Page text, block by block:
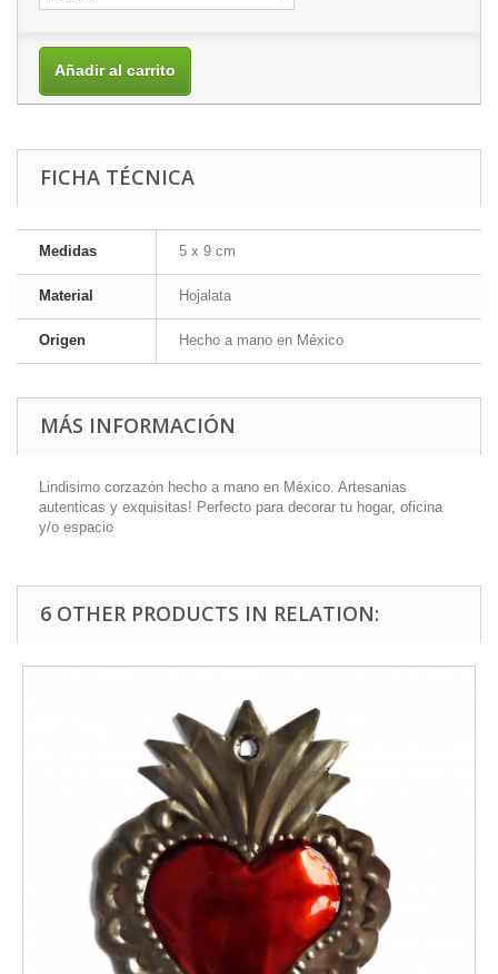
Añadir al carrito
FICHA TÉCNICA
Medidas 5 x 9 cm
Material Hojalata
Origen Hecho a mano en México
MÁS INFORMACIÓN
Lindisimo corzazón hecho a mano en México. Artesanias
autenticas y exquisitas! Perfecto para decorar tu hogar, oficina
y/o espacio
6 OTHER PRODUCTS IN RELATION: